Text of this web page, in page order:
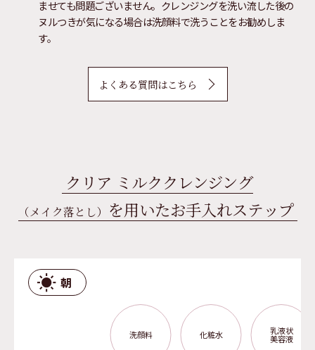
ませても問題ございません。クレンジングを洗い流した後の
ヌルつきが気になる場合は洗顔料で洗うことをお勧めしま
す。
よくある質問はこちら
クリア ミルククレンジング
（メイク落とし） を用いたお手入れステップ
朝
洗顔料 化粧水 乳液状
美容液